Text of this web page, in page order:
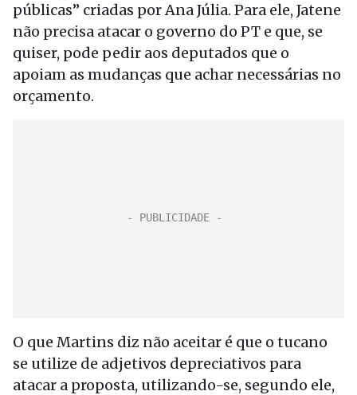
públicas” criadas por Ana Júlia. Para ele, Jatene
não precisa atacar o governo do PT e que, se
quiser, pode pedir aos deputados que o
apoiam as mudanças que achar necessárias no
orçamento.
O que Martins diz não aceitar é que o tucano
se utilize de adjetivos depreciativos para
atacar a proposta, utilizando-se, segundo ele,